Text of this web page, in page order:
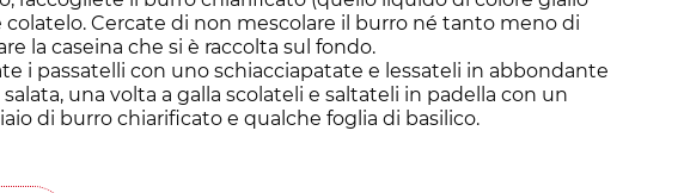
colatelo. Cercate di non mescolare il burro né tanto meno di
la caseina che si è raccolta sul fondo.
i passatelli con uno schiacciapatate e lessateli in abbondante
salata, una volta a galla scolateli e saltateli in padella con un
di burro chiarificato e qualche foglia di basilico.